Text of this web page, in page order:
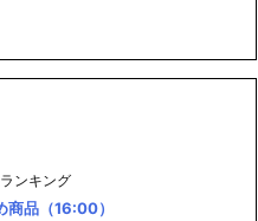
ンキング
商品（16:00）